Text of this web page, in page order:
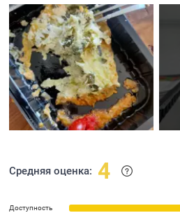
Средняя оценка: 4
Доступность